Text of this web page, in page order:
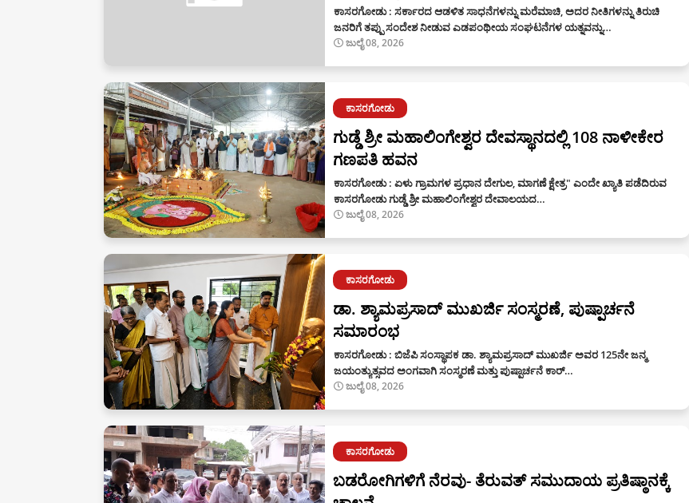
ಕಾಸರಗೋಡು : ಸರ್ಕಾರದ ಆಡಳಿತ ಸಾಧನೆಗಳನ್ನು ಮರೆಮಾಚಿ, ಅದರ ನೀತಿಗಳನ್ನು ತಿರುಚಿ
ಜನರಿಗೆ ತಪ್ಪು ಸಂದೇಶ ನೀಡುವ ಎಡಪಂಥೀಯ ಸಂಘಟನೆಗಳ ಯತ್ನವನ್ನು…
ಜುಲೈ 08, 2026
ಕಾಸರಗೋಡು
ಗುಡ್ಡೆ ಶ್ರೀ ಮಹಾಲಿಂಗೇಶ್ವರ ದೇವಸ್ಥಾನದಲ್ಲಿ 108 ನಾಳೀಕೇರ
ಗಣಪತಿ ಹವನ
ಕಾಸರಗೋಡು : ಏಳು ಗ್ರಾಮಗಳ ಪ್ರಧಾನ ದೇಗುಲ, ಮಾಗಣೆ ಕ್ಷೇತ್ರ" ಎಂದೇ ಖ್ಯಾತಿ ಪಡೆದಿರುವ
ಕಾಸರಗೋಡು ಗುಡ್ಡೆ ಶ್ರೀ ಮಹಾಲಿಂಗೇಶ್ವರ ದೇವಾಲಯದ…
ಜುಲೈ 08, 2026
ಕಾಸರಗೋಡು
ಡಾ. ಶ್ಯಾಮಪ್ರಸಾದ್ ಮುಖರ್ಜಿ ಸಂಸ್ಮರಣೆ, ಪುಷ್ಪಾರ್ಚನೆ
ಸಮಾರಂಭ
ಕಾಸರಗೋಡು : ಬಿಜೆಪಿ ಸಂಸ್ಥಾಪಕ ಡಾ. ಶ್ಯಾಮಪ್ರಸಾದ್ ಮುಖರ್ಜಿ ಅವರ 125ನೇ ಜನ್ಮ
ಜಯಂತ್ಯುತ್ಸವದ ಅಂಗವಾಗಿ ಸಂಸ್ಮರಣೆ ಮತ್ತು ಪುಷ್ಪಾರ್ಚನೆ ಕಾರ್…
ಜುಲೈ 08, 2026
ಕಾಸರಗೋಡು
ಬಡರೋಗಿಗಳಿಗೆ ನೆರವು- ತೆರುವತ್ ಸಮುದಾಯ ಪ್ರತಿಷ್ಠಾನಕ್ಕೆ